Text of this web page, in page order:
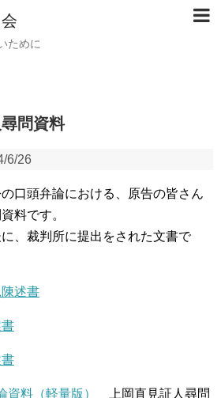
ために
問資料
6/26
口頭弁論における、原告の皆さん
料です。
、裁判所に提出をされた文書で
述書
料（軽量版）
上岡直見証人尋問